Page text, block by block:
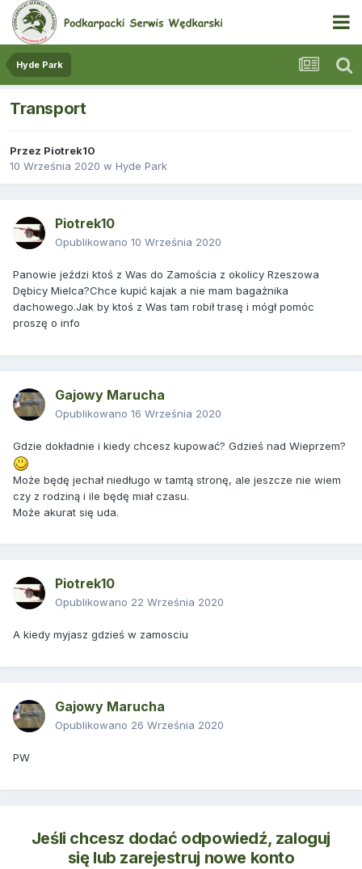
Hyde Park
Transport
Przez Piotrek10
10 Września 2020 w Hyde Park
Piotrek10
Opublikowano 10 Września 2020
Panowie jeździ ktoś z Was do Zamościa z okolicy Rzeszowa
Dębicy Mielca?Chce kupić kajak a nie mam bagażnika
dachowego.Jak by ktoś z Was tam robił trasę i mógł pomóc
proszę o info
Gajowy Marucha
Opublikowano 16 Września 2020
Gdzie dokładnie i kiedy chcesz kupować? Gdzieś nad Wieprzem?
Może będę jechał niedługo w tamtą stronę, ale jeszcze nie wiem
czy z rodziną i ile będę miał czasu.
Może akurat się uda.
Piotrek10
Opublikowano 22 Września 2020
A kiedy myjasz gdzieś w zamosciu
Gajowy Marucha
Opublikowano 26 Września 2020
PW
Jeśli chcesz dodać odpowiedź, zaloguj
się lub zarejestruj nowe konto